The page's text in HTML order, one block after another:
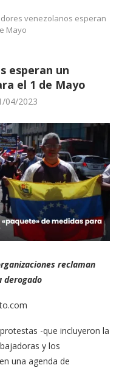
venezolanos esperan
Mayo
esperan un
el 1 de Mayo
04/2023
reclaman
derogado
-que incluyeron la
y los
una agenda de